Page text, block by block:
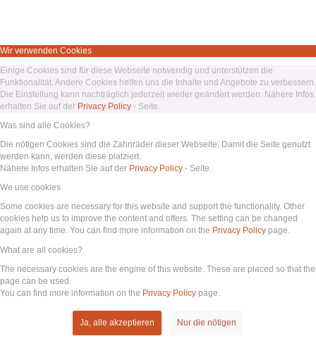
Wir verwenden Cookies
Einige Cookies sind für diese Webseite notwendig und unterstützen die
Funktionalität. Andere Cookies helfen uns die Inhalte und Angebote zu verbessern.
Die Einstellung kann nachträglich jederzeit wieder geändert werden. Nähere Infos
erhalten Sie auf der Privacy Policy - Seite.
Was sind alle Cookies?
Die nötigen Cookies sind die Zahnräder dieser Webseite. Damit die Seite genutzt
werden kann, werden diese platziert.
Nähere Infos erhalten Sie auf der Privacy Policy - Seite.
We use cookies
Some cookies are necessary for this website and support the functionality. Other
cookies help us to improve the content and offers. The setting can be changed
again at any time. You can find more information on the Privacy Policy page.
What are all cookies?
The necessary cookies are the engine of this website. These are placed so that the
page can be used.
You can find more information on the Privacy Policy page.
Ja, alle akzeptieren Nur die nötigen